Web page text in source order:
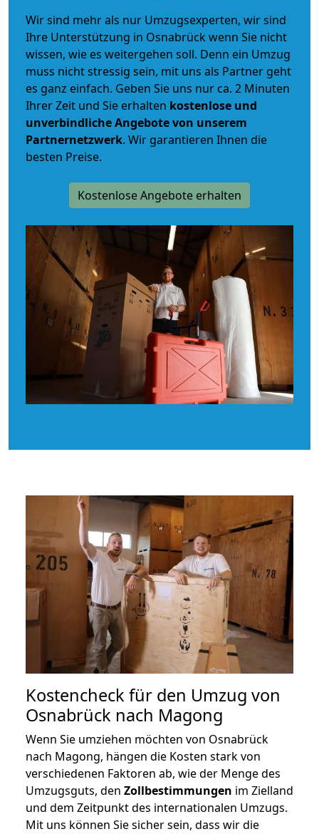
Wir sind mehr als nur Umzugsexperten, wir sind
Ihre Unterstützung in Osnabrück wenn Sie nicht
wissen, wie es weitergehen soll. Denn ein Umzug
muss nicht stressig sein, mit uns als Partner geht
es ganz einfach. Geben Sie uns nur ca. 2 Minuten
Ihrer Zeit und Sie erhalten kostenlose und
unverbindlicheAngebote von unserem
Partnernetzwerk. Wir garantieren Ihnen die
besten Preise.
Kostenlose Angebote erhalten
Kostencheck für den Umzug von
Osnabrück nach Magong
Wenn Sie umziehen möchten von Osnabrück
nach Magong, hängen die Kosten stark von
verschiedenen Faktoren ab, wie der Menge des
Umzugsguts, den Zollbestimmungen im Zielland
und dem Zeitpunkt des internationalen Umzugs.
Mit uns können Sie sicher sein, dass wir die